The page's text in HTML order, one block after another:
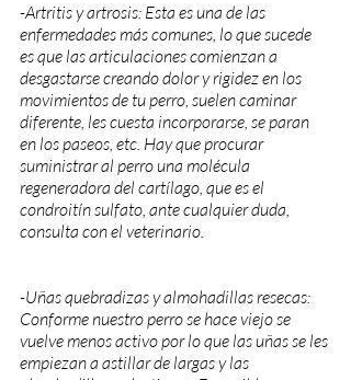
-Artritis y artrosis: Esta es una de las
enfermedades más comunes, lo que sucede
es que las articulaciones comienzan a
desgastarse creando dolor y rigidez en los
movimientos de tu perro, suelen caminar
diferente, les cuesta incorporarse, se paran
en los paseos, etc. Hay que procurar
suministrar al perro una molécula
regeneradora del cartílago, que es el
condroitín sulfato, ante cualquier duda,
consulta con el veterinario.
-Uñas quebradizas y almohadillas resecas:
Conforme nuestro perro se hace viejo se
vuelve menos activo por lo que las uñas se les
empiezan a astillar de largas y las